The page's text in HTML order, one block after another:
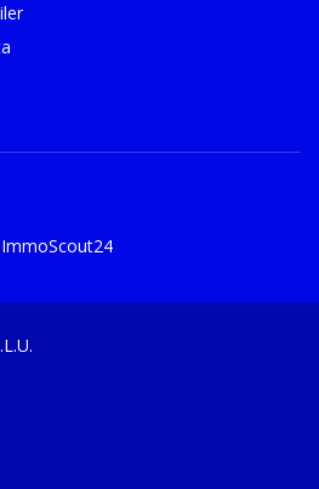
ImmoScout24